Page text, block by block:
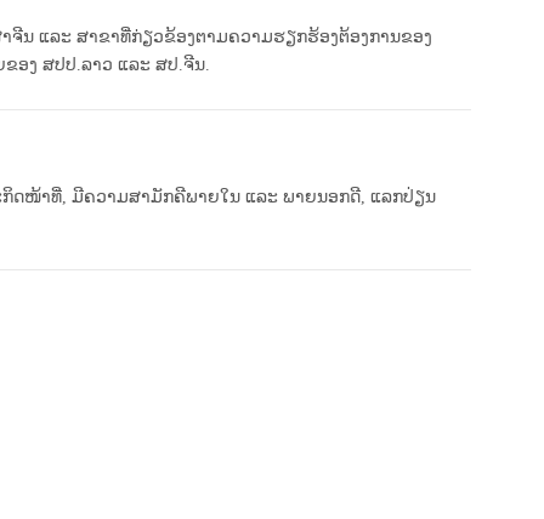
ແລະ ສາຂາທີ່ກ່ຽວຂ້ອງຕາມຄວາມຮຽກຮ້ອງຕ້ອງການຂອງ
ອງ ສປປ.ລາວ ແລະ ສປ.ຈີນ.
ໜ້າທີ່, ມີຄວາມສາມັກຄີພາຍໃນ ແລະ ພາຍນອກດີ, ແລກປ່ຽນ